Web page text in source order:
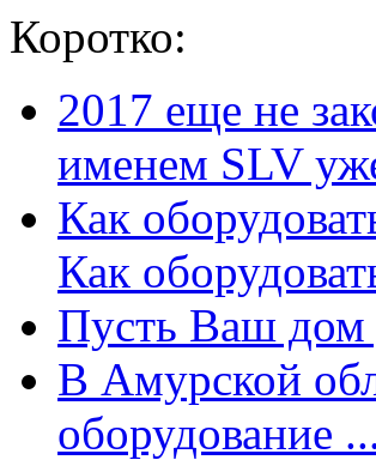
Коротко:
2017 еще не
именем SLV
Как
Как
Пусть Ваш
В Амурской
оборудование